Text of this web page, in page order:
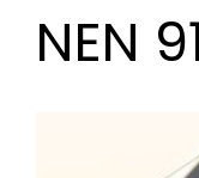
NEN